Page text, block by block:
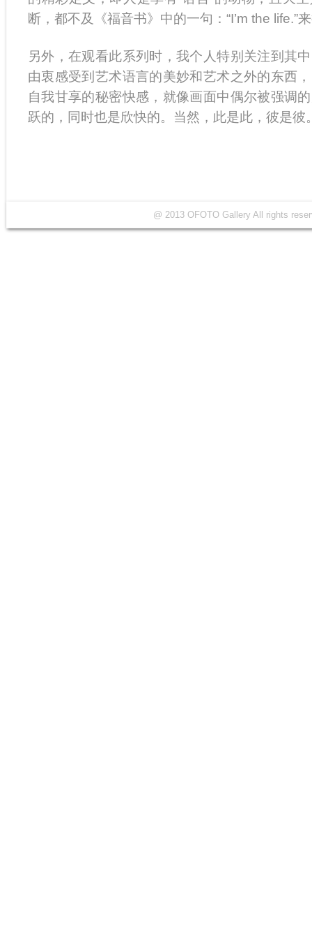
断，都不及《福音书》中的一句：“I’m the life.”
另外，在观看此系列时，我个人特别关注到其
由衷感受到艺术语言的美妙和艺术之外的东西
自我甘享的秘密快感，就像画面中偶尔被强调
跃的，同时也是欣快的。当然，此是此，彼是彼
@ 2013 OFOTO Gallery All rights